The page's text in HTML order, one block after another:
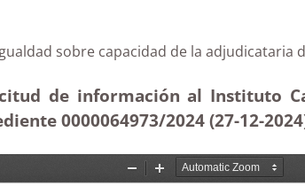
Igualdad sobre capacidad de la
de información al Instituto
0000064973/2024 (27-12-